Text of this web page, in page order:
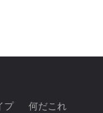
プ 何だこれ